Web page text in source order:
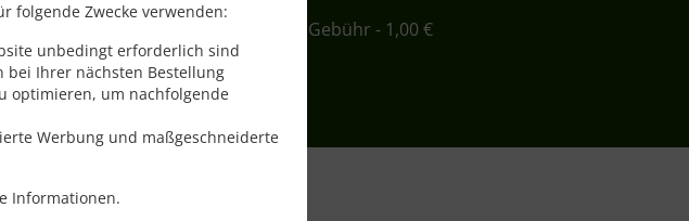
folgende Zwecke verwenden:
unbedingt erforderlich sind
bei Ihrer nächsten Bestellung
optimieren, um nachfolgende
Werbung und maßgeschneiderte
Informationen.
, Mind. - 12,00 €, Gebühr - 1,00 €